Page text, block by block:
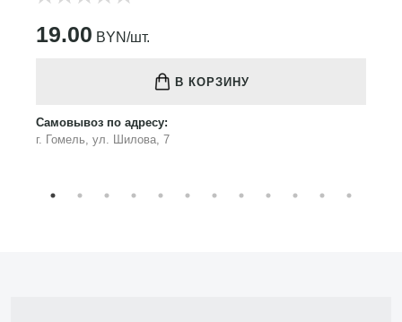
19.00 BYN/шт.
В КОРЗИНУ
Самовывоз по адресу:
г. Гомель, ул. Шилова, 7